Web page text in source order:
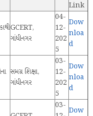
Link
GCERT,
ગાંધીનગર
04-
12-
202
5
Dow
nloa
d
સમગ્ર શિક્ષા,
ગાંધીનગર
03-
12-
202
5
Dow
nloa
d
03-
Dow